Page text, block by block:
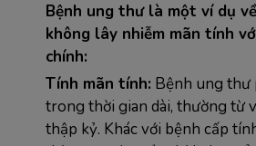
Bệnh ung thư là một ví dụ
không lây nhiễm mãn tính
chính:
Tính mãn tính: Bệnh ung thư
trong thời gian dài, thường từ
thập kỷ. Khác với bệnh cấp